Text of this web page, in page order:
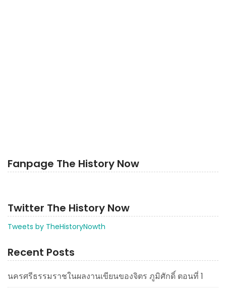
Fanpage The History Now
Twitter The History Now
Tweets by TheHistoryNowth
Recent Posts
นครศรีธรรมราชในผลงานเขียนของจิตร ภูมิศักดิ์ ตอนที่ 1